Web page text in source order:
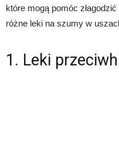
które mogą pomóc
różne leki na szumy w
1. Leki